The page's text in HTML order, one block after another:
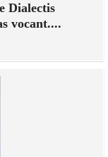
Dialectis
vocant....